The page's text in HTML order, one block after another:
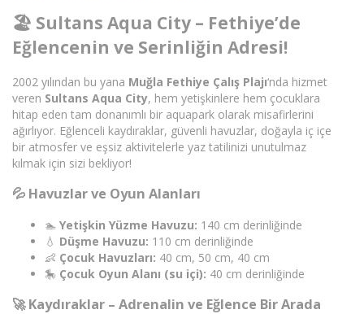
🏖 Sultans Aqua City – Fethiye’de
Eğlencenin ve Serinliğin Adresi!
2002 yılından bu yana Muğla Fethiye Çalış Plajı‘nda hizmet
veren Sultans Aqua City, hem yetişkinlere hem çocuklara
hitap eden tam donanımlı bir aquapark olarak misafirlerini
ağırlıyor. Eğlenceli kaydıraklar, güvenli havuzlar, doğayla iç içe
bir atmosfer ve eşsiz aktivitelerle yaz tatilinizi unutulmaz
kılmak için sizi bekliyor!
💦 Havuzlar ve Oyun Alanları
🏊 Yetişkin Yüzme Havuzu: 140 cm derinliğinde
💧 Düşme Havuzu: 110 cm derinliğinde
👶 Çocuk Havuzları: 40 cm, 50 cm, 40 cm
🎠 Çocuk Oyun Alanı (su içi): 40 cm derinliğinde
🚀 Kaydıraklar – Adrenalin ve Eğlence Bir Arada